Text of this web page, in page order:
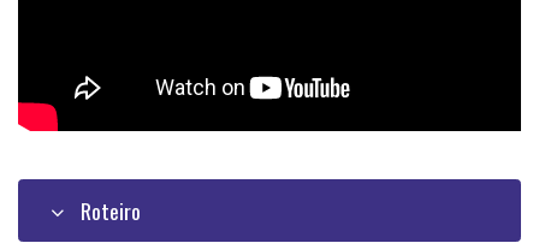
Roteiro